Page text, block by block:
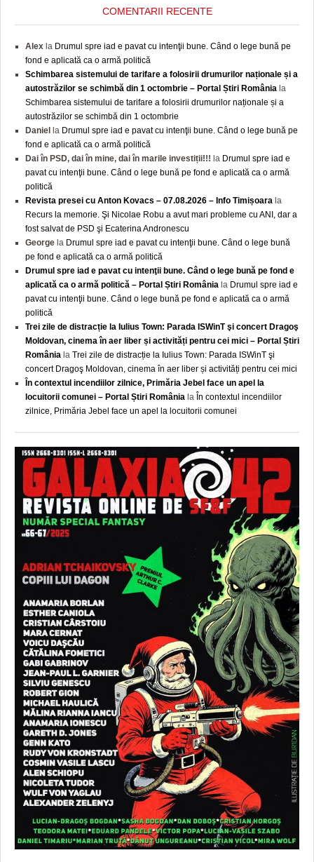
COMENTARII RECENTE
Alex la Drumul spre iad e pavat cu intenţii bune. Când o lege bună pe
fond e aplicată ca o armă politică
Schimbarea sistemului de tarifare a folosirii drumurilor naționale și a
autostrăzilor se schimbă din 1 octombrie – Portal Știri România la
Schimbarea sistemului de tarifare a folosirii drumurilor naționale și a
autostrăzilor se schimbă din 1 octombrie
Daniel
la Drumul spre iad e pavat cu intenţii bune. Când o lege bună pe
fond e aplicată ca o armă politică
Dai în PSD, dai în mine, dai în marile investiții!!! la Drumul spre iad e
pavat cu intenţii bune. Când o lege bună pe fond e aplicată ca o armă
politică
Revista presei cu Anton Kovacs – 07.08.2026 – Info Timișoara la
Recurs la memorie. Şi Nicolae Robu a avut mari probleme cu ANI, dar a
fost salvat de PSD şi Ecaterina Andronescu
George la Drumul spre iad e pavat cu intenţii bune. Când o lege bună
pe fond e aplicată ca o armă politică
Drumul spre iad e pavat cu intenţii bune. Când o lege bună pe fond e
aplicată ca o armă politică – Portal Știri România la Drumul spre iad e
pavat cu intenţii bune. Când o lege bună pe fond e aplicată ca o armă
politică
Trei zile de distracție la Iulius Town: Parada ISWinT şi concert Dragoş
Moldovan, cinema în aer liber și activități pentru cei mici – Portal Știri
România la Trei zile de distracție la Iulius Town: Parada ISWinT şi
concert Dragoş Moldovan, cinema în aer liber și activități pentru cei mici
În contextul incendiilor zilnice, Primăria Jebel face un apel la
locuitorii comunei – Portal Știri România la În contextul incendiilor
zilnice, Primăria Jebel face un apel la locuitorii comunei